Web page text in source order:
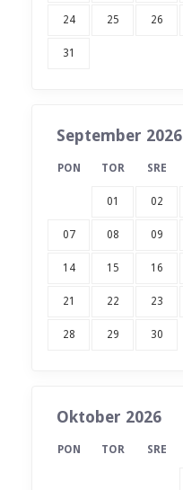
24 25 26
31
September 2026
PON TOR SRE
01 02
07 08 09
14 15 16
21 22 23
28 29 30
Oktober 2026
PON TOR SRE